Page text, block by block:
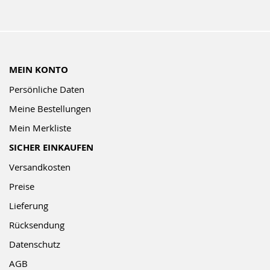
MEIN KONTO
Persönliche Daten
Meine Bestellungen
Mein Merkliste
SICHER EINKAUFEN
Versandkosten
Preise
Lieferung
Rücksendung
Datenschutz
AGB